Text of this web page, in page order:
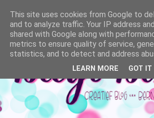
This site uses cookies from Google to
and to analyze traffic. Your IP address
shared with Google along with
metrics to ensure quality of service,
statistics, and to detect and address
LEARN MORE GOT IT